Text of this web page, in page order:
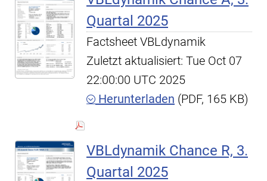
Quartal 2025
Factsheet VBLdynamik
Zuletzt aktualisiert: Tue Oct 07
22:00:00 UTC 2025
Herunterladen (PDF, 165 KB)
VBLdynamik Chance R, 3.
Quartal 2025